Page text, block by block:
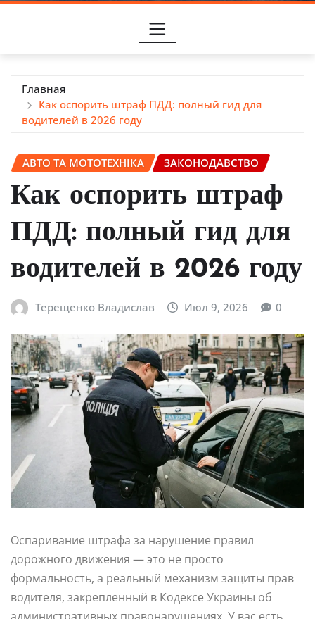
Главная
Как оспорить штраф ПДД: полный гид для
водителей в 2026 году
АВТО ТА МОТОТЕХНІКА ЗАКОНОДАВСТВО
Как оспорить штраф
ПДД: полный гид для
водителей в 2026 году
Терещенко Владислав Июл 9, 2026 0
Оспаривание штрафа за нарушение правил
дорожного движения — это не просто
формальность, а реальный механизм защиты прав
водителя, закрепленный в Кодексе Украины об